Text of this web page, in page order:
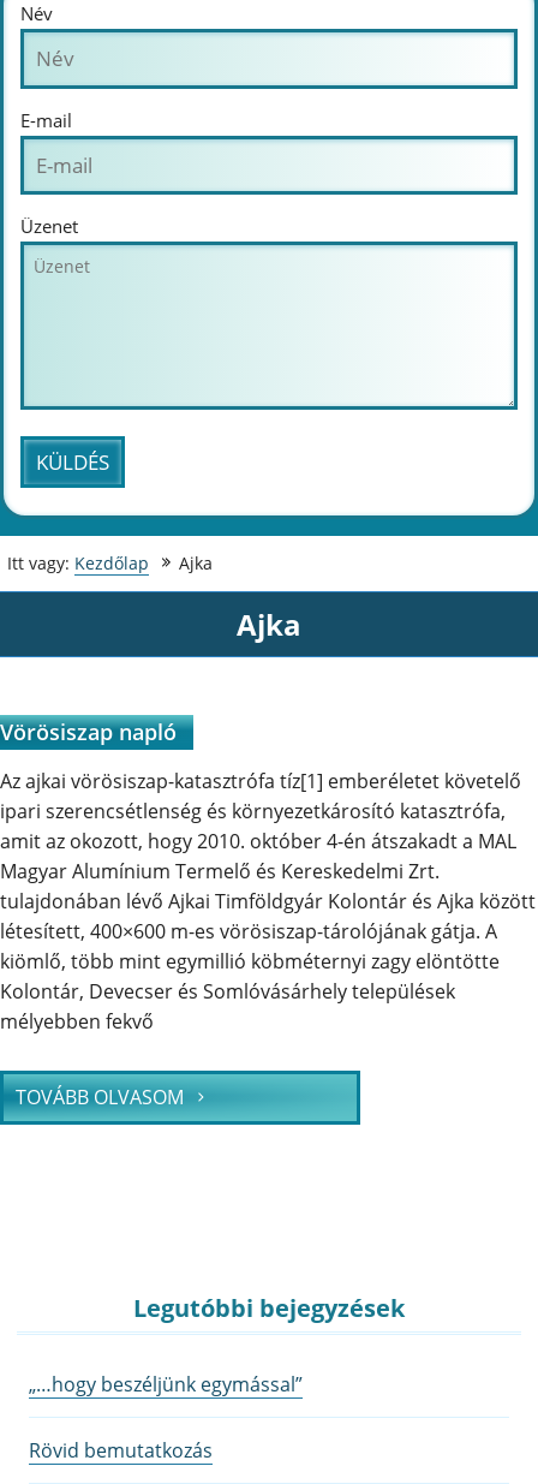
Név
E-mail
Üzenet
Itt vagy: Kezdőlap Ajka
Ajka
Vörösiszap napló
Az ajkai vörösiszap-katasztrófa tíz[1] emberéletet követelő
ipari szerencsétlenség és környezetkárosító katasztrófa,
amit az okozott, hogy 2010. október 4-én átszakadt a MAL
Magyar Alumínium Termelő és Kereskedelmi Zrt.
tulajdonában lévő Ajkai Timföldgyár Kolontár és Ajka között
létesített, 400×600 m-es vörösiszap-tárolójának gátja. A
kiömlő, több mint egymillió köbméternyi zagy elöntötte
Kolontár, Devecser és Somlóvásárhely települések
mélyebben fekvő
TOVÁBB OLVASOM
Legutóbbi bejegyzések
„…hogy beszéljünk egymással”
Rövid bemutatkozás